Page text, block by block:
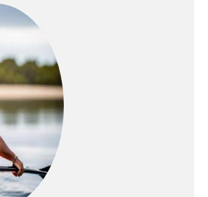
météorologiques lors de la
plongée. Traitement des
verres antireflet (A/R) : le
traitement antireflet (A/R) de
Tusa diminue la lumière
réfléchie interne et externe.
Cette réduction augmente la
transmission de la lumière à
95 %, résultant en une
amélioration significative